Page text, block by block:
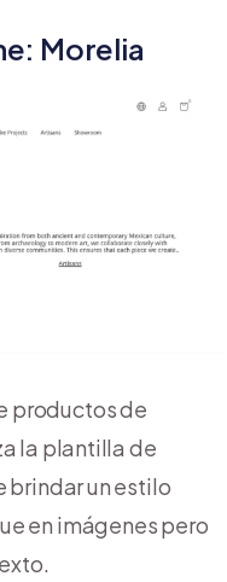
Morelia
productos de
la plantilla de
brindar un estilo
en imágenes pero